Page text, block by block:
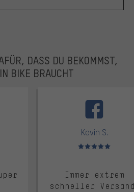
DASS DU BEKOMMST,
BIKE BRAUCHT
5
Kevin S.
Bewertungen: 5 von 5
Immer extrem
schneller